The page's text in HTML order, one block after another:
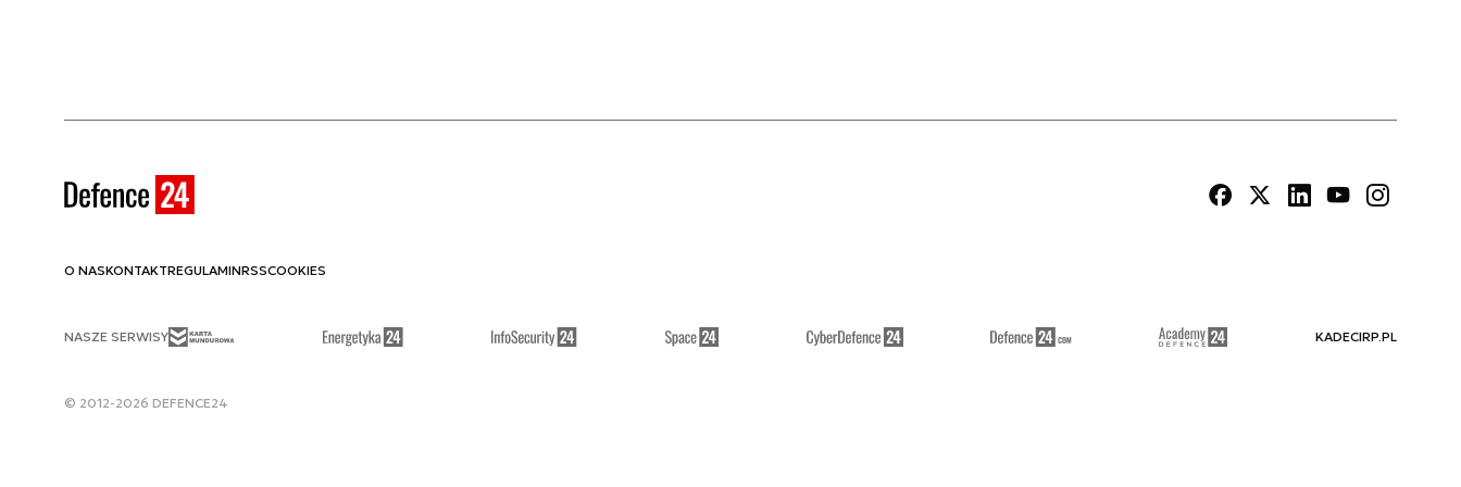
O NASKONTAKTREGULAMINRSSCOOKIES
NASZE SERWISY KADECIRP.PL
© 2012-2026 DEFENCE24